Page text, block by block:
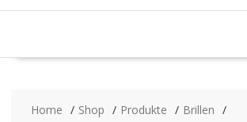
Home Shop Produkte
Brillen